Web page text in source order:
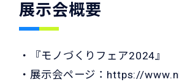
展示会概要
・『モノづくりフェア2024』
・展示会ページ： https://